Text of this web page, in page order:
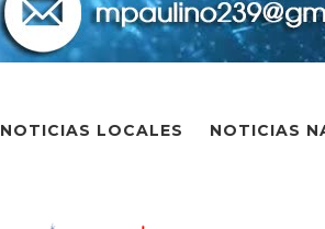
NOTICIAS LOCALES NOTICIAS